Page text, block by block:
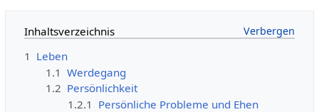
Inhaltsverzeichnis
1 Leben
1.1 Werdegang
1.2 Persönlichkeit
1.2.1 Persönliche Probleme und Ehen